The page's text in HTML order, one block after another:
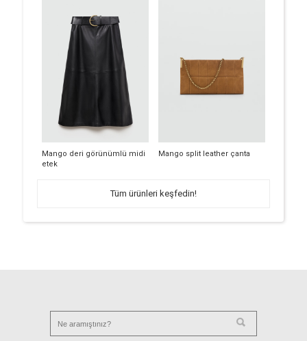
Mango deri görünümlü midi
etek
Mango split leather çanta
Tüm ürünleri keşfedin!